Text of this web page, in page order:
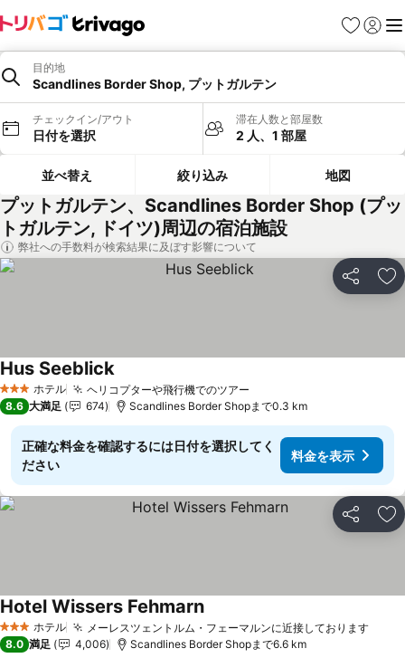
お気に入り
ログイ
メ
目的地
Scandlines Border Shop, プットガルテン
チェックイン/アウト
日付を選択
滞在人数と部屋数
2 人、1 部屋
並べ替え 絞り込み 地図
プットガルテン、Scandlines Border Shop (プッ
トガルテン, ドイツ)周辺の宿泊施設
弊社への手数料が検索結果に及ぼす影響について
シェア お
3 ホテルのランク
ホテル ヘリコプターや飛行機でのツアー
Hus Seeblick料金を表示
8.6 大満足 674 Scandlines Border Shopまで0.3 km
正確な料金を確認するには日付を選択してく
ださい
料金を表示
シェア お
3 ホテルのランク
ホテル メーレスツェントルム・フェーマルンに近接しております料金
Hotel Wissers Fehmarn料金を表示
8.0 満足 4,006 Scandlines Border Shopまで6.6 km